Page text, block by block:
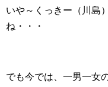
いや～くっきー（川島
ね・・・
でも今では、一男一女